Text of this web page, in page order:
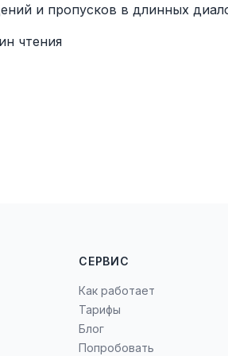
и пропусков в длинных
чтения
СЕРВИС
Как работает
Тарифы
Блог
Попробовать